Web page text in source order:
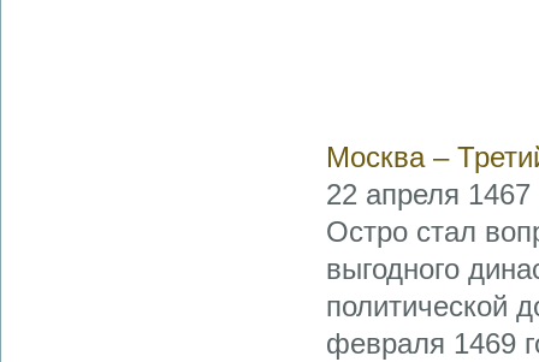
Москва –
22 апреля
Остро стал
выгодного
политической
февраля 1469